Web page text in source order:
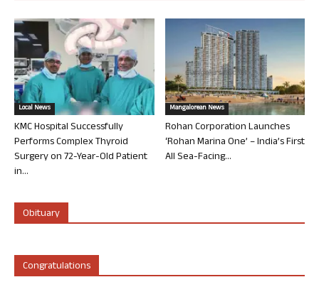
Local News
KMC Hospital Successfully
Performs Complex Thyroid
Surgery on 72-Year-Old Patient
in...
Mangalorean News
Rohan Corporation Launches
‘Rohan Marina One’ – India’s First
All Sea-Facing...
Obituary
Congratulations